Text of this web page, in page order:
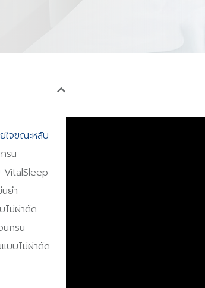
ใจขณะหลับ
รน
VitalSleep
ยำ
ไม่ผ่าตัด
กรน
บบไม่ผ่าตัด